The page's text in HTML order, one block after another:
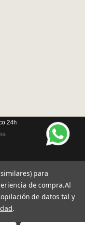
24h
para
de compra.Al
de datos tal y
.